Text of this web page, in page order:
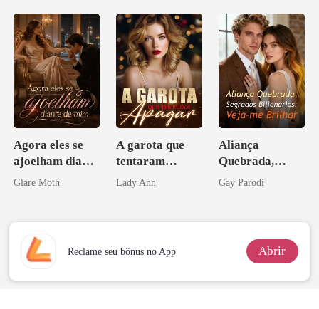
Agora eles se
ajoelham diante
de mim
Glare Moth
A garota que
tentaram
apagar
Lady Ann
Aliança
Quebrada,
Segredos
Gay Parodi
Reclame seu bônus no App Abrir